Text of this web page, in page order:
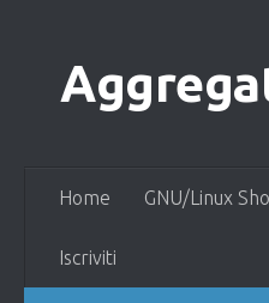
Home GNU/Linux
Iscriviti